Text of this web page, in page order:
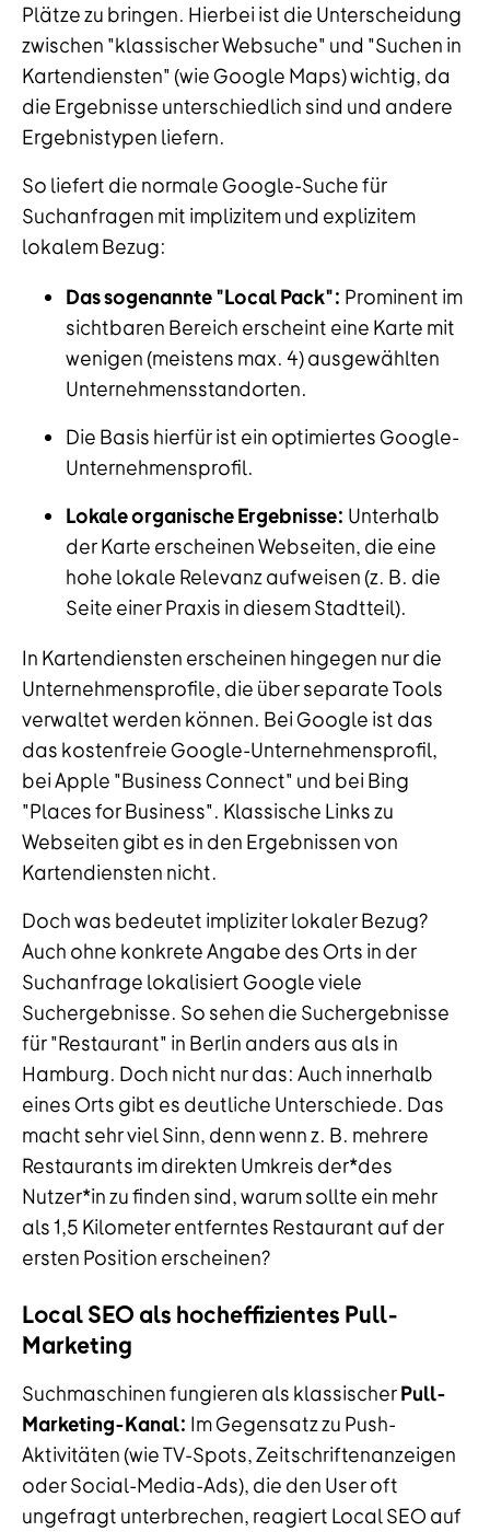
Plätze zu bringen. Hierbei ist die Unterscheidung
zwischen "klassischer Websuche" und "Suchen in
Kartendiensten" (wie Google Maps) wichtig, da
die Ergebnisse unterschiedlich sind und andere
Ergebnistypen liefern.
So liefert die normale Google-Suche für
Suchanfragen mit implizitem und explizitem
lokalem Bezug:
Das sogenannte "Local Pack": Prominent im
sichtbaren Bereich erscheint eine Karte mit
wenigen (meistens max. 4) ausgewählten
Unternehmensstandorten.
Die Basis hierfür ist ein optimiertes Google-
Unternehmensprofil.
Lokale organische Ergebnisse: Unterhalb
der Karte erscheinen Webseiten, die eine
hohe lokale Relevanz aufweisen (z. B. die
Seite einer Praxis in diesem Stadtteil).
In Kartendiensten erscheinen hingegen nur die
Unternehmensprofile, die über separate Tools
verwaltet werden können. Bei Google ist das
das kostenfreie Google-Unternehmensprofil,
bei Apple "Business Connect" und bei Bing
"Places for Business". Klassische Links zu
Webseiten gibt es in den Ergebnissen von
Kartendiensten nicht.
Doch was bedeutet impliziter lokaler Bezug?
Auch ohne konkrete Angabe des Orts in der
Suchanfrage lokalisiert Google viele
Suchergebnisse. So sehen die Suchergebnisse
für "Restaurant" in Berlin anders aus als in
Hamburg. Doch nicht nur das: Auch innerhalb
eines Orts gibt es deutliche Unterschiede. Das
macht sehr viel Sinn, denn wenn z. B. mehrere
Restaurants im direkten Umkreis der*des
Nutzer*in zu finden sind, warum sollte ein mehr
als 1,5 Kilometer entferntes Restaurant auf der
ersten Position erscheinen?
Local SEO als hocheffizientes Pull-
Marketing
Suchmaschinen fungieren als klassischerPull-
Marketing-Kanal: Im Gegensatz zu Push-
Aktivitäten (wie TV-Spots, Zeitschriftenanzeigen
oder Social-Media-Ads), die den User oft
ungefragt unterbrechen, reagiert Local SEO auf